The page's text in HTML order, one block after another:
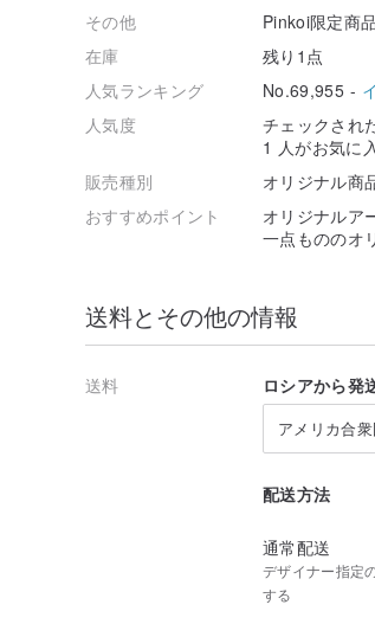
その他
Pinkoi限定商品
在庫
残り1点
人気ランキング
No.69,955 -
人気度
チェックされ
1 人がお気に
販売種別
オリジナル商
おすすめポイント
オリジナルア
一点もののオ
送料とその他の情報
送料 ロシアから発
アメリカ合
配送方法
通常配送
デザイナー指定
する